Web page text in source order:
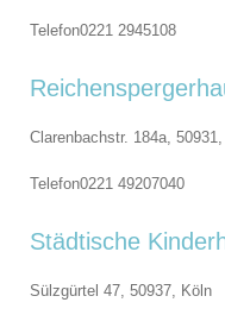
Telefon0221 2945108
Clarenbachstr. 184a, 50931,
Telefon0221 49207040
Städtische
Sülzgürtel 47, 50937, Köln